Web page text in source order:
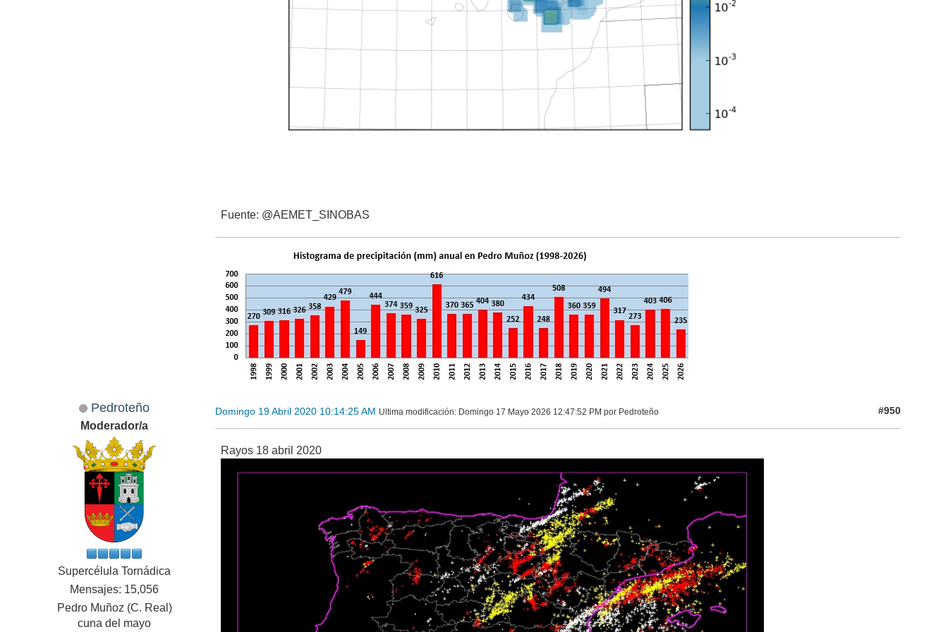
Fuente: @AEMET_SINOBAS
Pedroteño
Moderador/a
Supercélula Tornádica
Mensajes: 15,056
Pedro Muñoz (C. Real)
cuna del mayo
Domingo 19 Abril 2020 10:14:25 AM Ultima modificación: Domingo 17 Mayo 2026 12:47:52 PM por Pedroteño #950
Rayos 18 abril 2020